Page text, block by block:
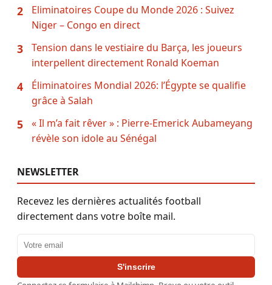
2
Eliminatoires Coupe du Monde 2026 : Suivez
Niger – Congo en direct
3
Tension dans le vestiaire du Barça, les joueurs
interpellent directement Ronald Koeman
4
Éliminatoires Mondial 2026: l’Égypte se qualifie
grâce à Salah
5
« Il m’a fait rêver » : Pierre-Emerick Aubameyang
révèle son idole au Sénégal
NEWSLETTER
Recevez les dernières actualités football
directement dans votre boîte mail.
Adresse email
S'inscrire